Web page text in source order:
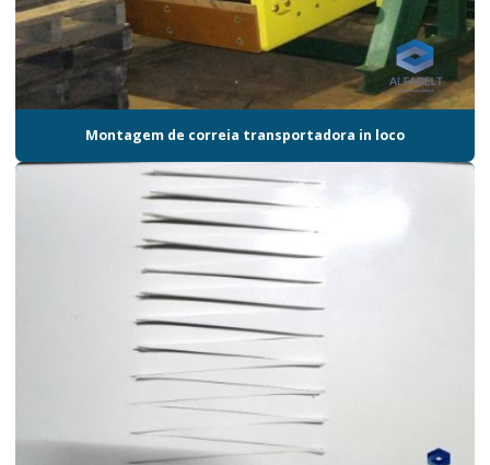
Montagem de correia transportadora in loco